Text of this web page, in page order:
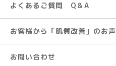
よくあるご質問 Q＆A
お客様から「肌質改善」のお声
お問い合わせ